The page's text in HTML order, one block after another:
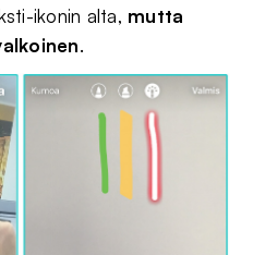
ikonin alta, mutta
.